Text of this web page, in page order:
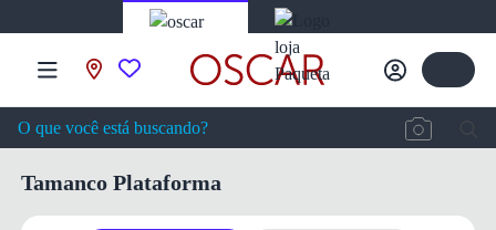
Tamanco Plataforma